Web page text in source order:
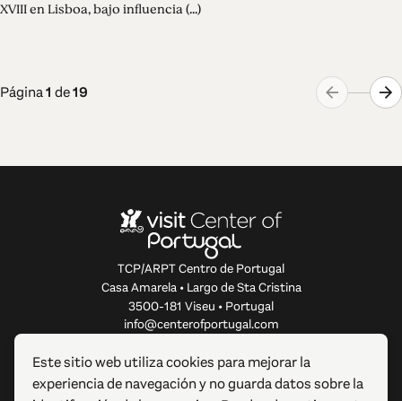
XVIII en Lisboa, bajo influencia (...)
Página1 de19
TCP/ARPT Centro de Portugal
Casa Amarela • Largo de Sta Cristina
3500-181 Viseu • Portugal
info@centerofportugal.com
SOBRE ESTE SITIO WEB
Este sitio web utiliza cookies para mejorar la
experiencia de navegación y no guarda datos sobre la